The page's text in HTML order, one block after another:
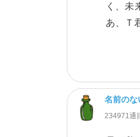
く、未
あ、Ｔ
名前のな
234971通